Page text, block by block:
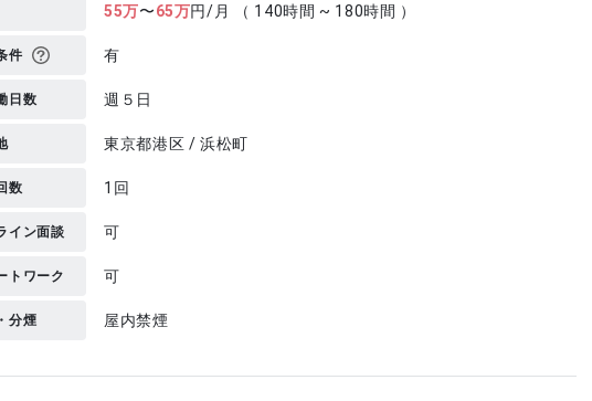
55万〜65万円/月 （ 140時間 ~ 180時間 ）
件 有
日数 週５日
東京都港区 / 浜松町
数 1回
イン面談 可
トワーク 可
分煙 屋内禁煙